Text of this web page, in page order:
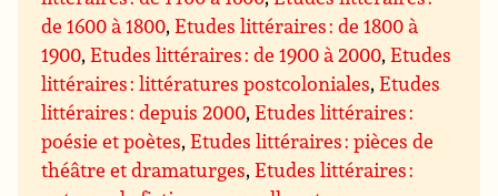
de 1600 à 1800,Etudes littéraires : de 1800 à
1900,Etudes littéraires : de 1900 à 2000,Etudes
littéraires : littératures postcoloniales,Etudes
littéraires : depuis 2000,Etudes littéraires :
poésie et poètes,Etudes littéraires : pièces de
théâtre et dramaturges,Etudes littéraires :